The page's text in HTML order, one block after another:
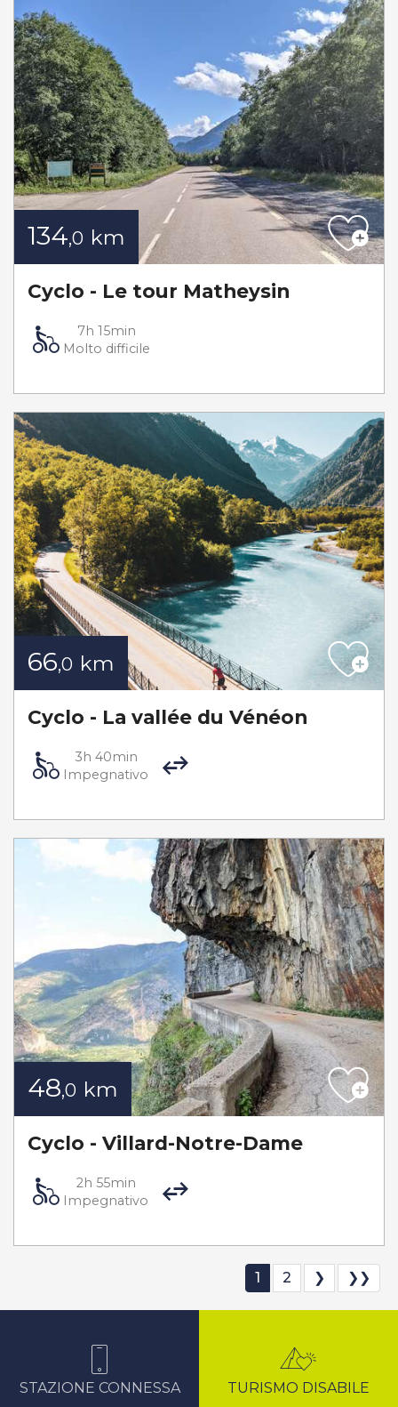
134,0 km
Cyclo - Le tour Matheysin
7h 15min
Molto difficile
66,0 km
Cyclo - La vallée du Vénéon
3h 40min
Impegnativo
48,0 km
Cyclo - Villard-Notre-Dame
2h 55min
Impegnativo
1 2 ❯ ❯❯
STAZIONE CONNESSA TURISMO DISABILE